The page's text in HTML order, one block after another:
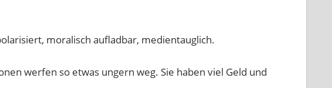
moralisch aufladbar, medientauglich.
werfen so etwas ungern weg. Sie haben viel Geld und